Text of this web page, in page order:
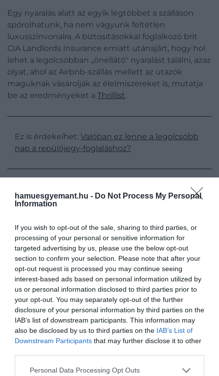
hamuesgyemant.hu - Do Not Process My Personal
Information
If you wish to opt-out of the sale, sharing to third parties, or
processing of your personal or sensitive information for
targeted advertising by us, please use the below opt-out
section to confirm your selection. Please note that after your
opt-out request is processed you may continue seeing
interest-based ads based on personal information utilized by
us or personal information disclosed to third parties prior to
your opt-out. You may separately opt-out of the further
disclosure of your personal information by third parties on the
IAB’s list of downstream participants. This information may
also be disclosed by us to third parties on the IAB’s List of
Downstream Participants that may further disclose it to other
Please note that this website/app uses one or more Google
Personal Data Processing Opt Outs
Egy nyaralás alatt az egyik legtöbbet a szálláson
spórolhatunk, ha nem vágyunk feltétlen
luxusszínvonalra. A biztosításokkal foglalkozó brit
CIA Landlords Insurance emiatt utánajárt, hogy hol
lehet a legolcsóbban „önellátó" nyaralást találni, azaz
olyat, ahol az Airbnb-szállás mellett az utazók
maguknak vásárolják az élelmiszereket is, mutatja
be az eredményeket a Thrillist.
Ez is érdekelhet: Valóban ez lenne a legolcsóbb
nap a repülőjegy-foglaláshoz?
Mutatjuk az öt legolcsóbb nemzetközi várost egy
Airbnb-nyaralásra, ahol a legolcsóbbak az átlagos
Bogota , Kolumbia, 260,65 dolláros, nagyjából 91
ezer forintos költség egy hétre;
Ankara, Törökország, 275,10 dolláros, nagyjából 97
ezer forintos költség egy hétre;
3.Riga, Lettország, 441,61 dolláros, nagyjából 154
ezer forintos költség egy hétre;
4 (holtversenyben).Varsó , Lengyelország, 506,76
dolláros, nagyjából 177 ezer forintos költség egy